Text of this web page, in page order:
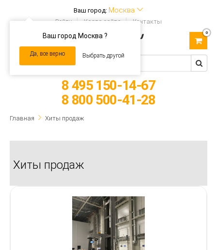
Ваш город: Москва
Ваш город Москва ?
Да, все верно Выбрать другой
Войти Карта сайта Контакты
navigation
0
8 495 150-14-67
8 800 500-41-28
Главная Хиты продаж
Хиты продаж